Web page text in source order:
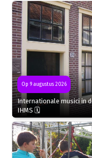
Op 9 augustus 2026
Internationale musici in
IHMS 🗓